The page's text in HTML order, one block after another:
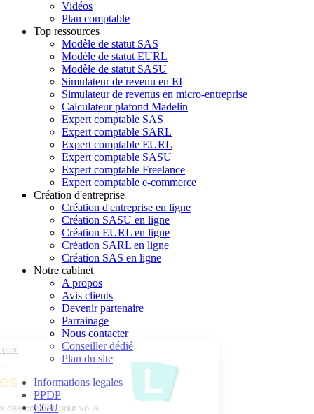
Continuer sans accepter
Parlons un peu...
des Cookies !
Nous utilisons des cookies pour vous
Vidéos
Plan comptable
Top ressources
Modèle de statut SAS
Modèle de statut EURL
Modèle de statut SASU
Simulateur de revenu en EI
Simulateur de revenus en micro-entreprise
Calculateur plafond Madelin
Expert comptable SAS
Expert comptable SARL
Expert comptable EURL
Expert comptable SASU
Expert comptable Freelance
Expert comptable e-commerce
Création d'entreprise
Création d'entreprise en ligne
Création SASU en ligne
Création EURL en ligne
Création SARL en ligne
Création SAS en ligne
Notre cabinet
A propos
Avis clients
Devenir partenaire
Parrainage
Nous contacter
Conseiller dédié
Plan du site
Informations legales
PPDP
CGU